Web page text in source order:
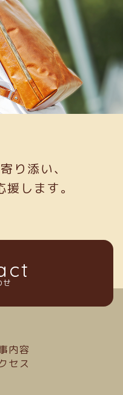
り添い、
します。
せ
内容
セス